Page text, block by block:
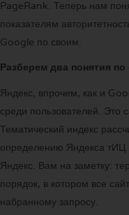
PageRank. Теперь нам
показателям
Google по своим.
Разберем два понятия по
Яндекс, впрочем, как и
среди пользователей.
Тематический индекс
определению Яндекса тИЦ
Яндекс. Вам на заметку:
порядок, в котором все
набранному запросу.